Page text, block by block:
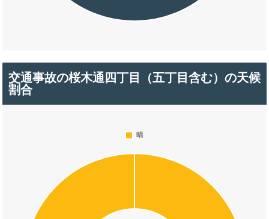
交通事故の桜木通四丁目（五丁目含む）の天候
割合